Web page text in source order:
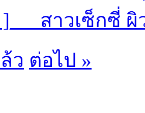
]___สาวเซ็กซี่
ว ต่อไป »